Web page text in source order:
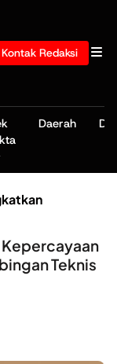
Kontak Redaksi
Daerah
Kepercayaan
Teknis